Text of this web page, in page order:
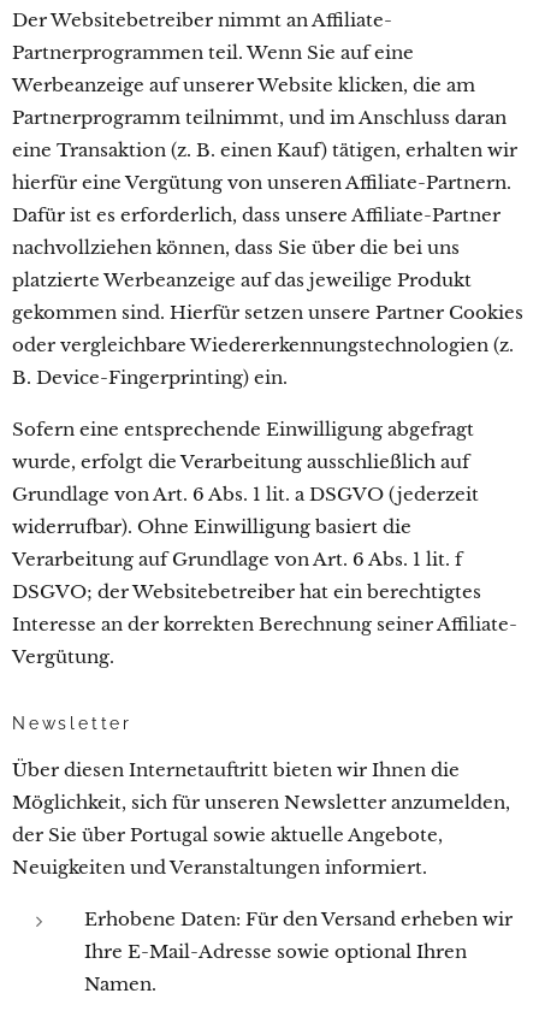
Der Websitebetreiber nimmt an Affiliate-
Partnerprogrammen teil. Wenn Sie auf eine
Werbeanzeige auf unserer Website klicken, die am
Partnerprogramm teilnimmt, und im Anschluss daran
eine Transaktion (z. B. einen Kauf) tätigen, erhalten wir
hierfür eine Vergütung von unseren Affiliate-Partnern.
Dafür ist es erforderlich, dass unsere Affiliate-Partner
nachvollziehen können, dass Sie über die bei uns
platzierte Werbeanzeige auf das jeweilige Produkt
gekommen sind. Hierfür setzen unsere Partner Cookies
oder vergleichbare Wiedererkennungstechnologien (z.
B. Device-Fingerprinting) ein.
Sofern eine entsprechende Einwilligung abgefragt
wurde, erfolgt die Verarbeitung ausschließlich auf
Grundlage von Art. 6 Abs. 1 lit. a DSGVO (jederzeit
widerrufbar). Ohne Einwilligung basiert die
Verarbeitung auf Grundlage von Art. 6 Abs. 1 lit. f
DSGVO; der Websitebetreiber hat ein berechtigtes
Interesse an der korrekten Berechnung seiner Affiliate-
Vergütung.
Newsletter
Über diesen Internetauftritt bieten wir Ihnen die
Möglichkeit, sich für unseren Newsletter anzumelden,
der Sie über Portugal sowie aktuelle Angebote,
Neuigkeiten und Veranstaltungen informiert.
Erhobene Daten: Für den Versand erheben wir
Ihre E-Mail-Adresse sowie optional Ihren
Namen.